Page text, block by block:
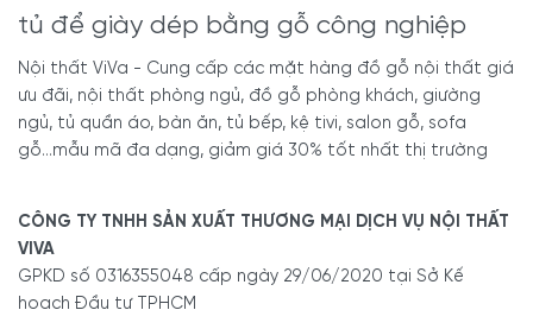
tủ để giày dép bằng gỗ công nghiệp
Nội thất ViVa - Cung cấp các mặt hàng đồ gỗ nội thất giá
ưu đãi, nội thất phòng ngủ, đồ gỗ phòng khách, giường
ngủ, tủ quần áo, bàn ăn, tủ bếp, kệ tivi, salon gỗ, sofa
gỗ...mẫu mã đa dạng, giảm giá 30% tốt nhất thị trường
CÔNG TY TNHH SẢN XUẤT THƯƠNG MẠI DỊCH VỤ NỘI THẤT
VIVA
GPKD số 0316355048 cấp ngày 29/06/2020 tại Sở Kế
hoạch Đầu tư TPHCM